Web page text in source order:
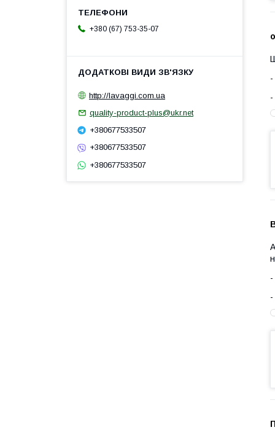
+380 (67) 753-35-07
http://lavaggi.com.ua
quality-product-plus@ukr.net
+380677533507
+380677533507
+380677533507